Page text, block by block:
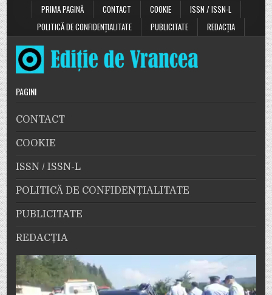
PRIMA PAGINĂ
CONTACT COOKIE
ISSN / ISSN-L
POLITICĂ DE CONFIDENȚIALITATE
PUBLICITATE REDACȚIA
PAGINI
CONTACT
COOKIE
ISSN / ISSN-L
POLITICĂ DE CONFIDENȚIALITATE
PUBLICITATE
REDACȚIA